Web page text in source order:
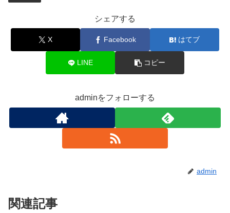
シェアする
X Facebook はてブ
LINE コピー
adminをフォローする
admin
関連記事